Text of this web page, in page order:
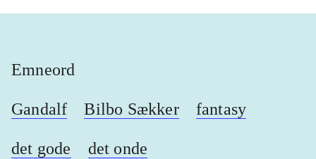
Emneord
Gandalf Bilbo Sækker fantasy
det gode det onde